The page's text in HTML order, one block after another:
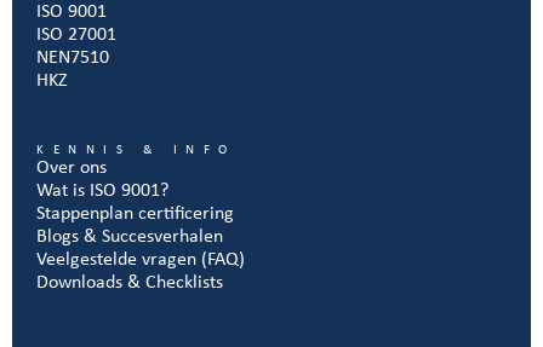
ISO 9001
ISO 27001
NEN7510
HKZ
KENNIS & INFO
Over ons
Wat is ISO 9001?
Stappenplan certificering
Blogs & Succesverhalen
Veelgestelde vragen (FAQ)
Downloads & Checklists